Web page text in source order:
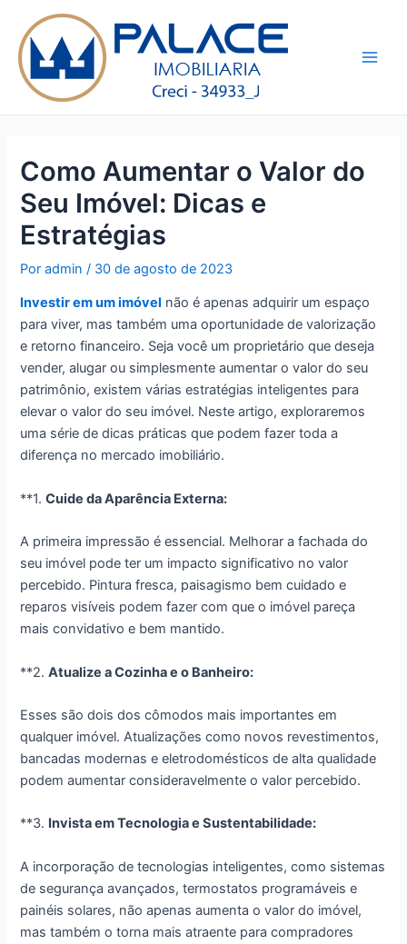
para
conteúdo
Como Aumentar o Valor do
Seu Imóvel: Dicas e
Estratégias
Poradmin/ 30 de agosto de 2023
Investir em um imóvel não é apenas adquirir um espaço
para viver, mas também uma oportunidade de valorização
e retorno financeiro. Seja você um proprietário que deseja
vender, alugar ou simplesmente aumentar o valor do seu
patrimônio, existem várias estratégias inteligentes para
elevar o valor do seu imóvel. Neste artigo, exploraremos
uma série de dicas práticas que podem fazer toda a
diferença no mercado imobiliário.
**1.Cuide da Aparência Externa:
A primeira impressão é essencial. Melhorar a fachada do
seu imóvel pode ter um impacto significativo no valor
percebido. Pintura fresca, paisagismo bem cuidado e
reparos visíveis podem fazer com que o imóvel pareça
mais convidativo e bem mantido.
**2.Atualize a Cozinha e o Banheiro:
Esses são dois dos cômodos mais importantes em
qualquer imóvel. Atualizações como novos revestimentos,
bancadas modernas e eletrodomésticos de alta qualidade
podem aumentar consideravelmente o valor percebido.
**3. Invista em Tecnologia e Sustentabilidade:
A incorporação de tecnologias inteligentes, como sistemas
de segurança avançados, termostatos programáveis e
painéis solares, não apenas aumenta o valor do imóvel,
mas também o torna mais atraente para compradores
navigation